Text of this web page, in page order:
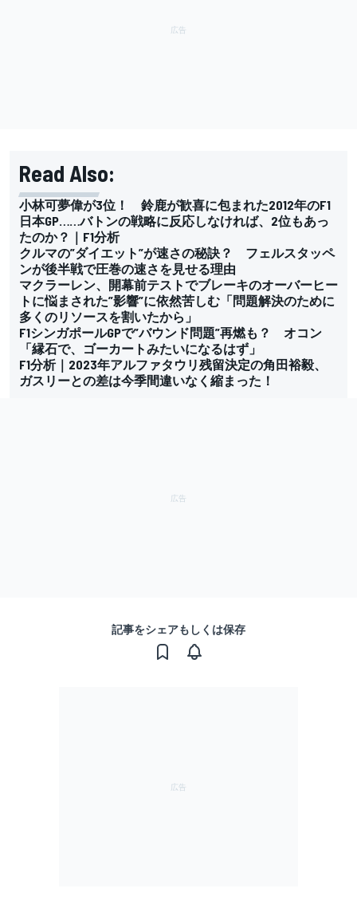
Read Also:
小林可夢偉が3位！ 鈴鹿が歓喜に包まれた2012年のF1
日本GP……バトンの戦略に反応しなければ、2位もあっ
たのか？｜F1分析
クルマの”ダイエット”が速さの秘訣？ フェルスタッペ
ンが後半戦で圧巻の速さを見せる理由
マクラーレン、開幕前テストでブレーキのオーバーヒー
トに悩まされた”影響”に依然苦しむ「問題解決のために
多くのリソースを割いたから」
F1シンガポールGPで”バウンド問題”再燃も？ オコン
「縁石で、ゴーカートみたいになるはず」
F1分析｜2023年アルファタウリ残留決定の角田裕毅、
ガスリーとの差は今季間違いなく縮まった！
記事をシェアもしくは保存